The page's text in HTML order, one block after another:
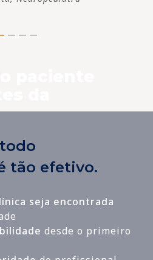
tão efetivo.
seja encontrada
desde o primeiro